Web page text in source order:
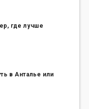
где лучше
в Анталье или